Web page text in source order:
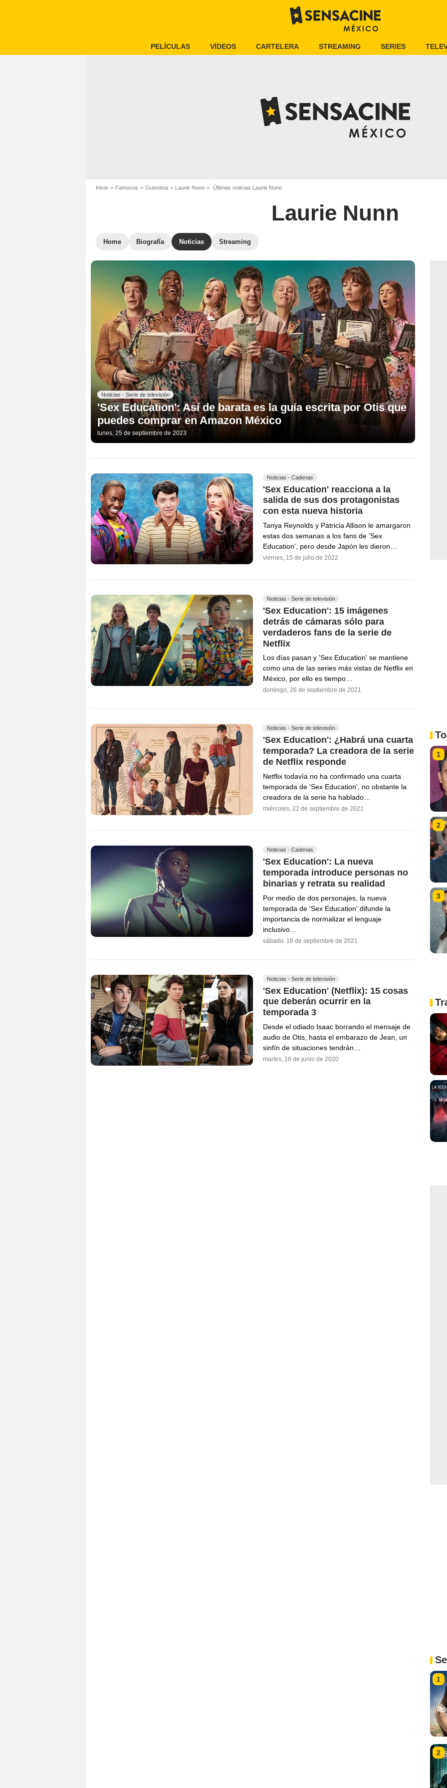
PELÍCULAS VÍDEOS CARTELERA STREAMING SERIES
Inicio Famosos Guionista Laurie Nunn Últimas noticias Laurie Nunn
Laurie Nunn
Home Biografía Noticias Streaming
Noticias - Serie de televisión
'Sex Education': Así de barata es la guía escrita por Otis que
puedes comprar en Amazon México
lunes, 25 de septiembre de 2023
Noticias - Cadenas
'Sex Education' reacciona a la
salida de sus dos protagonistas
con esta nueva historia
Tanya Reynolds y Patricia Allison le amargaron
estas dos semanas a los fans de 'Sex
Education', pero desde Japón les dieron…
viernes, 15 de julio de 2022
Noticias - Serie de televisión
'Sex Education': 15 imágenes
detrás de cámaras sólo para
verdaderos fans de la serie de
Netflix
Los días pasan y 'Sex Education' se mantiene
como una de las series más vistas de Netflix en
México, por ello es tiempo…
domingo, 26 de septiembre de 2021
Noticias - Serie de televisión
'Sex Education': ¿Habrá una cuarta
temporada? La creadora de la serie
de Netflix responde
Netflix todavía no ha confirmado una cuarta
temporada de 'Sex Education', no obstante la
creadora de la serie ha hablado…
miércoles, 22 de septiembre de 2021
Noticias - Cadenas
'Sex Education': La nueva
temporada introduce personas no
binarias y retrata su realidad
Por medio de dos personajes, la nueva
temporada de 'Sex Education' difunde la
importancia de normalizar el lenguaje
inclusivo…
sábado, 18 de septiembre de 2021
Noticias - Serie de televisión
'Sex Education' (Netflix): 15 cosas
que deberán ocurrir en la
temporada 3
Desde el odiado Isaac borrando el mensaje de
audio de Otis, hasta el embarazo de Jean, un
sinfín de situaciones tendrán…
martes, 16 de junio de 2020
1
2
3
1
2